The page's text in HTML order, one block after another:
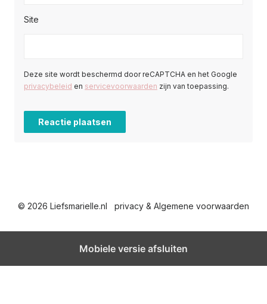
Site
Deze site wordt beschermd door reCAPTCHA en het Google
privacybeleid en servicevoorwaarden zijn van toepassing.
© 2026 Liefsmarielle.nl privacy & Algemene voorwaarden
Mobiele versie afsluiten